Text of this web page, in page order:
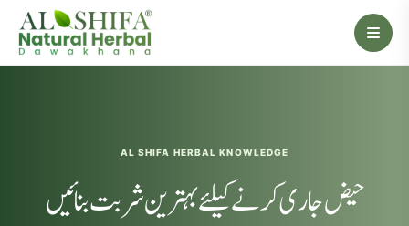
AL SHIFA HERBAL KNOWLEDGE
حیض جاری کرنے کیلئے بہترین شربت بنائیں